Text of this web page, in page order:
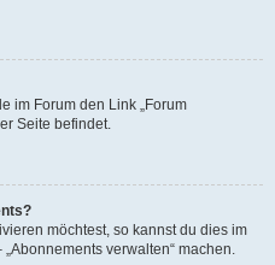
im Forum den Link „Forum
Seite befindet.
möchtest, so kannst du dies im
verwalten“ machen.